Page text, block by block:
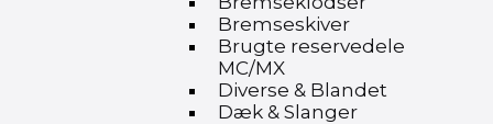
Bremseskiver
Brugte reservedele
MC/MX
Diverse & Blandet
Dæk & Slanger